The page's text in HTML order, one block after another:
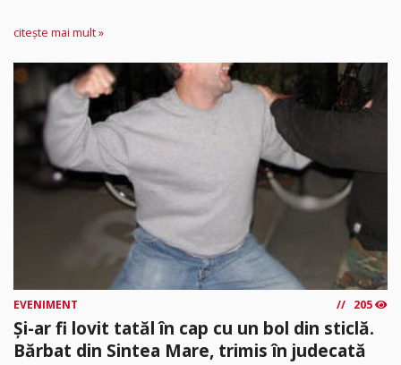
citește mai mult »
EVENIMENT 205
Și-ar fi lovit tatăl în cap cu un bol din sticlă.
Bărbat din Sintea Mare, trimis în judecată